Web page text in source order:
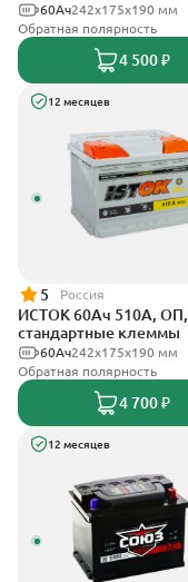
242x175x190 мм
60Ач
Обратная полярность
4 500 ₽
12 месяцев
5 Россия
ИСТОК 60Ач 510А, ОП,
стандартные клеммы
242x175x190 мм
60Ач
Обратная полярность
4 700 ₽
12 месяцев